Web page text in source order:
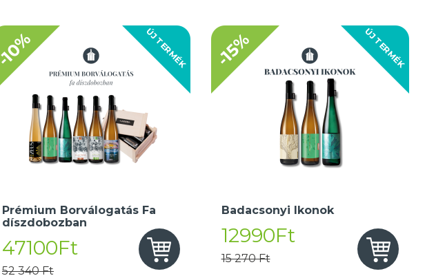
ÚJ TERMÉK
-10%
Prémium Borválogatás Fa
díszdobozban
47100Ft
52 340 Ft
ÚJ TERMÉK
-15%
Badacsonyi Ikonok
12990Ft
15 270 Ft